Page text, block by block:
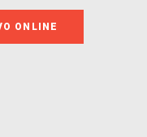
ONLINE